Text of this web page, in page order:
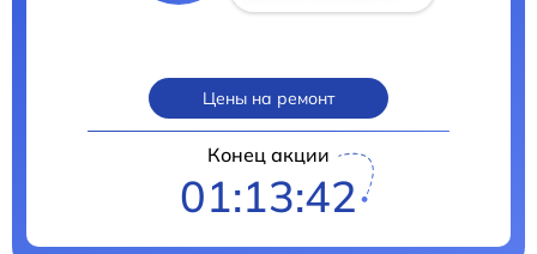
Цены на ремонт
Конец акции
01:13:41